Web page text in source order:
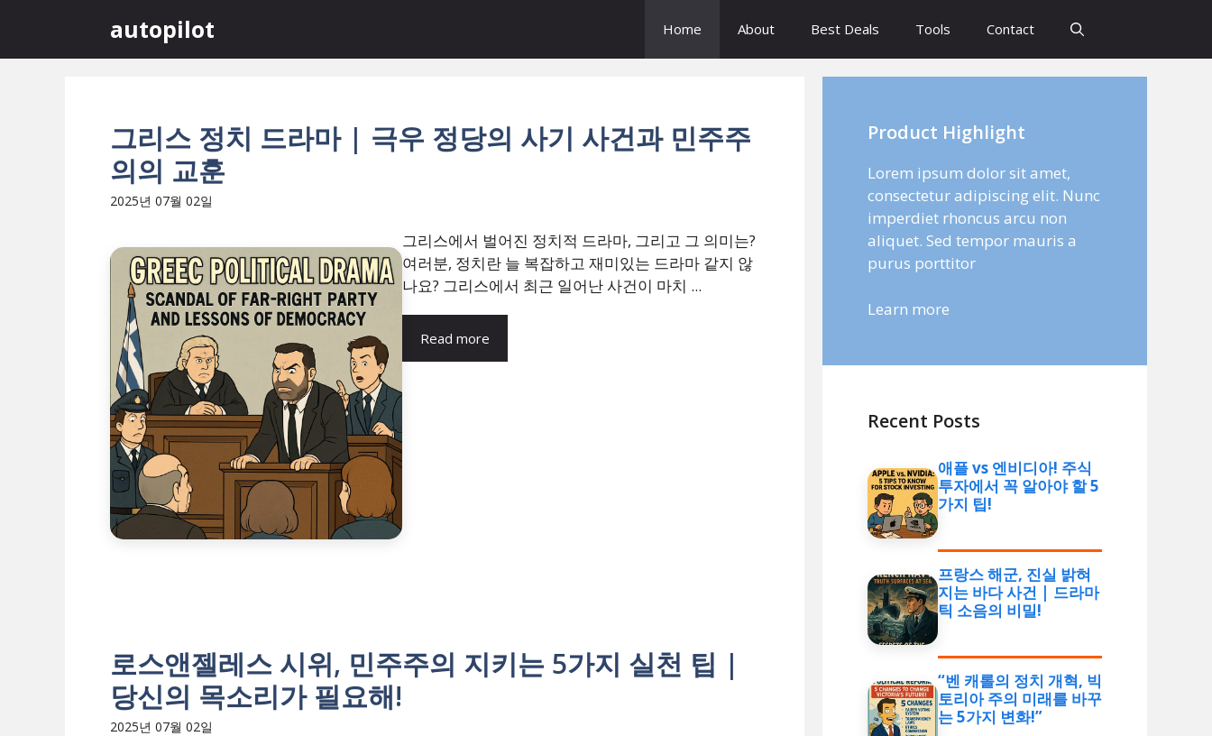
츠
autopilot Home About Best Deals Tools Contact
그리스 정치 드라마 | 극우 정당의 사기 사건과 민주주
의의 교훈
2025년 07월 02일
그리스에서 벌어진 정치적 드라마, 그리고 그 의미는?
여러분, 정치란 늘 복잡하고 재미있는 드라마 같지 않
나요? 그리스에서 최근 일어난 사건이 마치 ...
Read more
로스앤젤레스 시위, 민주주의 지키는 5가지 실천 팁 |
당신의 목소리가 필요해!
2025년 07월 02일
Product Highlight
Lorem ipsum dolor sit amet,
consectetur adipiscing elit. Nunc
imperdiet rhoncus arcu non
aliquet. Sed tempor mauris a
purus porttitor
Learn more
Recent Posts
애플 vs 엔비디아! 주식
투자에서 꼭 알아야 할 5
가지 팁!
프랑스 해군, 진실 밝혀
지는 바다 사건 | 드라마
틱 소음의 비밀!
“벤 캐롤의 정치 개혁, 빅
토리아 주의 미래를 바꾸
는 5가지 변화!”